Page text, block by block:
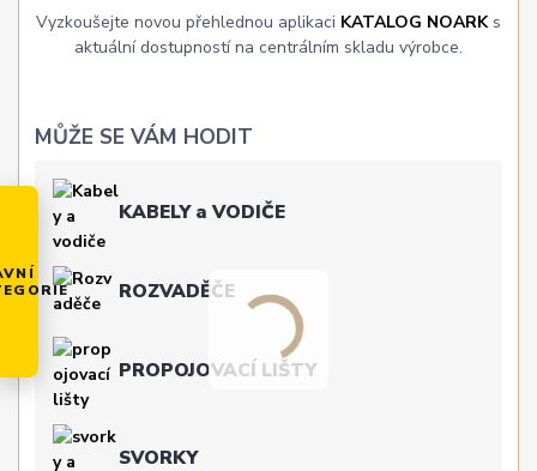
Vyzkoušejte novou přehlednou aplikaci KATALOG NOARKs
aktuální dostupností na centrálním skladu výrobce.
MŮŽE SE VÁM HODIT
KABELY a VODIČE
ROZVADĚČE
PROPOJOVACÍ LIŠTY
SVORKY